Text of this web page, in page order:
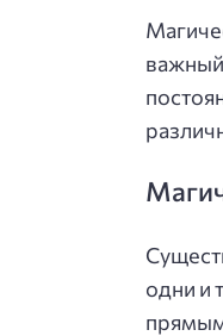
важный
одни и